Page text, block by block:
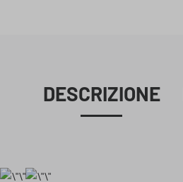
DESCRIZIONE